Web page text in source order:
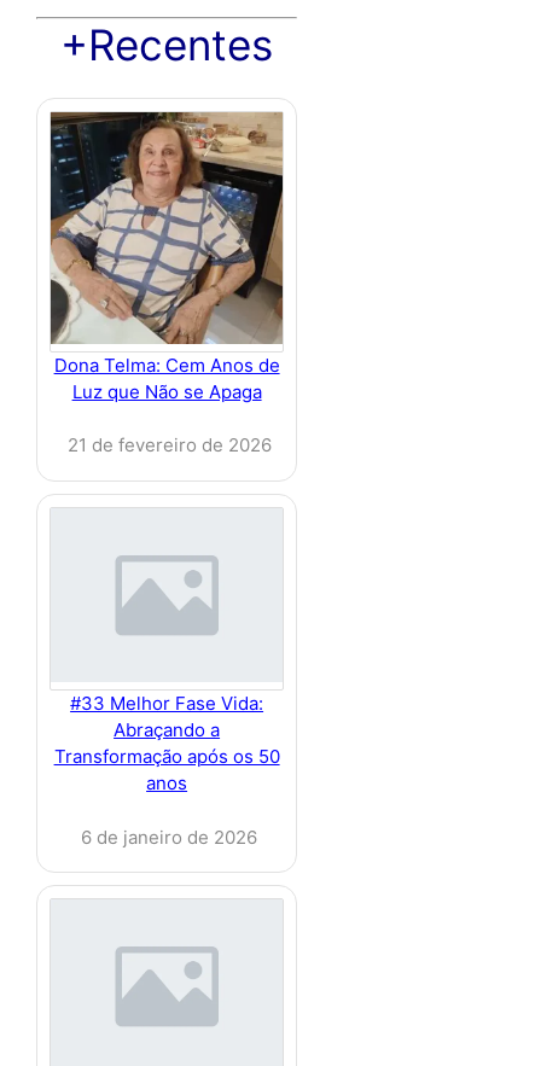
+Recentes
Dona Telma: Cem Anos de
Luz que Não se Apaga
21 de fevereiro de 2026
#33 Melhor Fase Vida:
Abraçando a
Transformação após os 50
anos
6 de janeiro de 2026